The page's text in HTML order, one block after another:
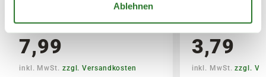
Ablehnen
7,99
inkl. MwSt. zzgl. Versandkosten
3,79
inkl. MwSt.zzgl.